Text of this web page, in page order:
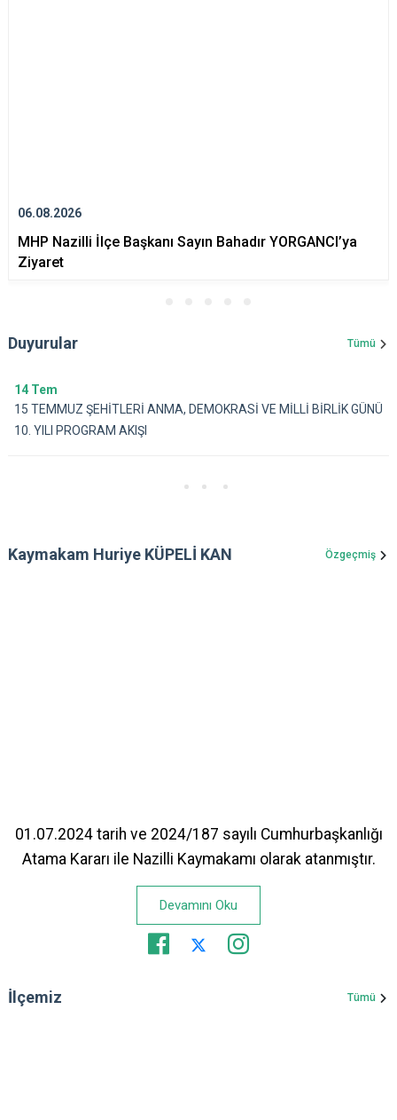
06.08.2026
MHP Nazilli İlçe Başkanı Sayın Bahadır YORGANCI’ya
Ziyaret
Duyurular Tümü
14 Tem
15 TEMMUZ ŞEHİTLERİ ANMA, DEMOKRASİ VE MİLLİ BİRLİK GÜNÜ
10. YILI PROGRAM AKIŞI
Kaymakam Huriye KÜPELİ KAN Özgeçmiş
01.07.2024 tarih ve 2024/187 sayılı Cumhurbaşkanlığı
Atama Kararı ile Nazilli Kaymakamı olarak atanmıştır.
Devamını Oku
İlçemiz Tümü